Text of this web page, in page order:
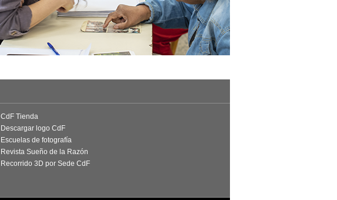
CdF Tienda
Descargar logo CdF
Escuelas de fotografía
Revista Sueño de la Razón
Recorrido 3D por Sede CdF